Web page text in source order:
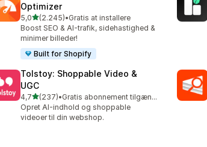
Optimizer
5,0ud af 5 stjerner
(2.245)
2245 anmeldelser i alt
•Gratis at installere
Boost SEO & AI-trafik, sidehastighed &
minimer billeder!
Built for Shopify
Tolstoy: Shoppable Video &
UGC
4,7ud af 5 stjerner
(237)
237 anmeldelser i alt
•
Gratis abonnement tilgængeligt
Opret AI-indhold og shoppable
videoer til din webshop.